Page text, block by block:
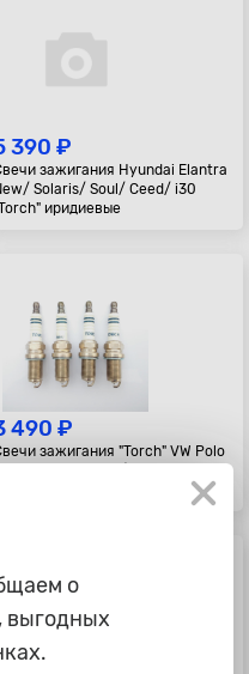
390 ₽
зажигания Hyundai Elantra
Solaris/ Soul/ Ceed/ i30
иридиевые
490 ₽
зажигания "Torch" VW Polo
о
выгодных